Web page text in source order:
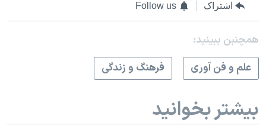
اشتراک Follow us
همچنبن ببینید:
علم و فن آوری
فرهنگ و زندگی
بیشتر بخوانید